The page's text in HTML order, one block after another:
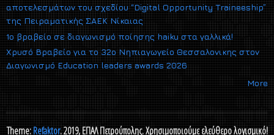
αποτελεσμάτων του σχεδίου “Digital Opportunity Traineeship”
της Πειραματικής ΣΑΕΚ Νίκαιας
1ο βραβείο σε διαγωνισμό ποίησης haiku στα γαλλικά!
Xρυσό Βραβείο για το 32ο Νηπιαγωγείο Θεσσαλονικης στον
Διαγωνισμό Εducation leaders awards 2026
More
Theme:Refaktor. 2019, ΕΠΑΛ Πετρούπολης. Χρησιμοποιούμε ελεύθερο λογισμικό!